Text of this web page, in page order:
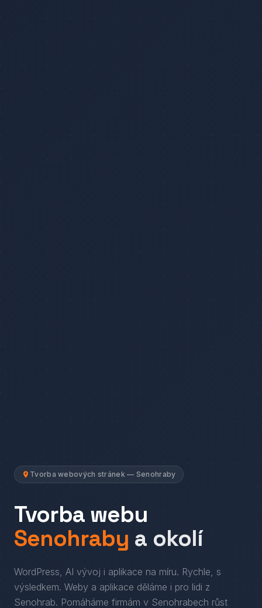
Tvorba webových stránek — Senohraby
Tvorba webu
Senohraby a okolí
WordPress, AI vývoj i aplikace na míru. Rychle, s
výsledkem. Weby a aplikace děláme i pro lidi z
Senohrab. Pomáháme firmám v Senohrabech růst